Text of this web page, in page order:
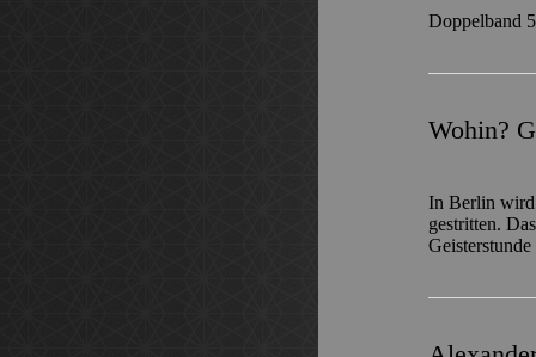
Doppelband
Wohin?
In Berlin wird
gestritten.